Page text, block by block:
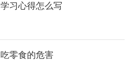
学习心得怎么写
吃零食的危害